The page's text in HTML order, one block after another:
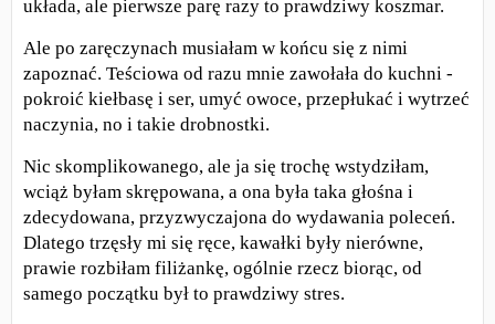
układa, ale pierwsze parę razy to prawdziwy koszmar.
Ale po zaręczynach musiałam w końcu się z nimi
zapoznać. Teściowa od razu mnie zawołała do kuchni -
pokroić kiełbasę i ser, umyć owoce, przepłukać i wytrzeć
naczynia, no i takie drobnostki.
Nic skomplikowanego, ale ja się trochę wstydziłam,
wciąż byłam skrępowana, a ona była taka głośna i
zdecydowana, przyzwyczajona do wydawania poleceń.
Dlatego trzęsły mi się ręce, kawałki były nierówne,
prawie rozbiłam filiżankę, ogólnie rzecz biorąc, od
samego początku był to prawdziwy stres.